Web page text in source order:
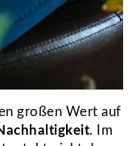
großen Wert auf
. Im